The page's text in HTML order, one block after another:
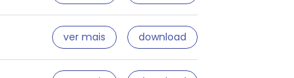
ver mais download